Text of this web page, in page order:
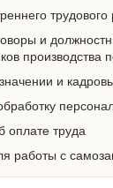
трудового
и
производства
и
оплате труда
работы с